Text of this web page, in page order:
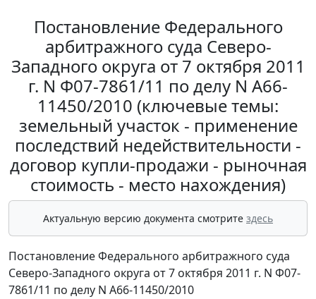
Постановление Федерального
арбитражного суда Северо-
Западного округа от 7 октября 2011
г. N Ф07-7861/11 по делу N А66-
11450/2010 (ключевые темы:
земельный участок - применение
последствий недействительности -
договор купли-продажи - рыночная
стоимость - место нахождения)
Актуальную версию документа смотрите здесь
Постановление Федерального арбитражного суда
Северо-Западного округа от 7 октября 2011 г. N Ф07-
7861/11 по делу N А66-11450/2010